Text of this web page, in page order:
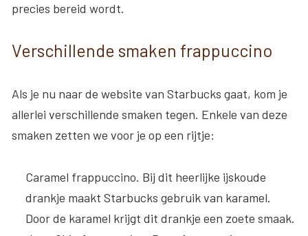
precies bereid wordt.
Verschillende smaken frappuccino
Als je nu naar de website van Starbucks gaat, kom je
allerlei verschillende smaken tegen. Enkele van deze
smaken zetten we voor je op een rijtje:
Caramel frappuccino. Bij dit heerlijke ijskoude
drankje maakt Starbucks gebruik van karamel.
Door de karamel krijgt dit drankje een zoete smaak.